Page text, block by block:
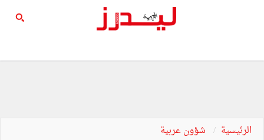
الرئيسية شؤون عربية